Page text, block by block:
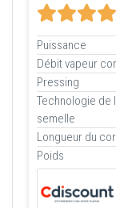
Puissance
Débit vapeur
Pressing
Technologie de
semelle
Longueur du
Poids